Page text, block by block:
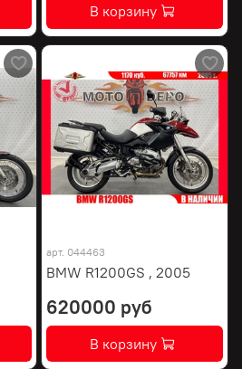
В корзину
арт. 044463
BMW R1200GS , 2005
620000 руб
В корзину